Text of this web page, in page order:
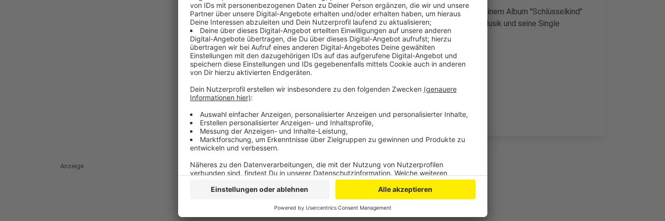
Der sympathische Soester ist noch bis Dezember auf Tour mit seinem Album "Schlüsselkind"
und seiner Single "Polaroid". Wir haben mit ihm über Hochzeiten, Musik und seine Single
gesprochen
Anzeige
Anzeige
Anzeige